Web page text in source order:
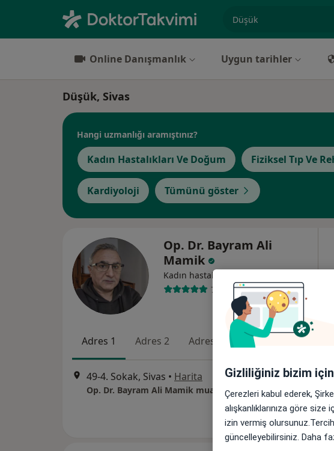
Online Danışmanlık Uygun tarihler
Düşük, Sivas
Hangi uzmanlığı aramıştınız?
Kadın Hastalıkları Ve Doğum Fiziksel Tıp Ve
Kardiyoloji Tümünü göster
Op. Dr. Bayram Ali
Mamik
Kadın hastalıkları ve doğum
7 görüş
Adres 1 Adres 2 Adres 3 Adres 4
49-4. Sokak, Sivas • Harita
Op. Dr. Bayram Ali Mamik muayenehanesi
Gizliliğiniz bizim
Çerezleri kabul ederek,
alışkanlıklarınıza göre
izin vermiş
güncelleyebilirsiniz. Daha